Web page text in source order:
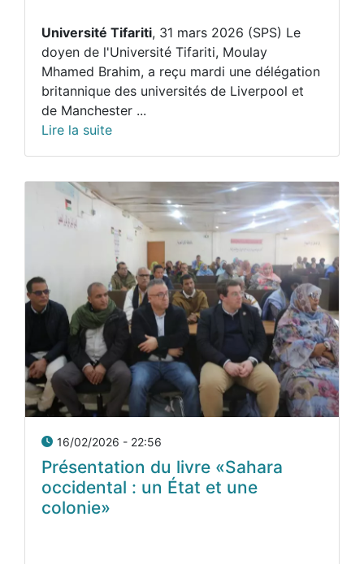
Université Tifariti, 31 mars 2026 (SPS) Le
doyen de l'Université Tifariti, Moulay
Mhamed Brahim, a reçu mardi une délégation
britannique des universités de Liverpool et
de Manchester ...
Lire la suite
16/02/2026 - 22:56
Présentation du livre «Sahara
occidental : un État et une
colonie»